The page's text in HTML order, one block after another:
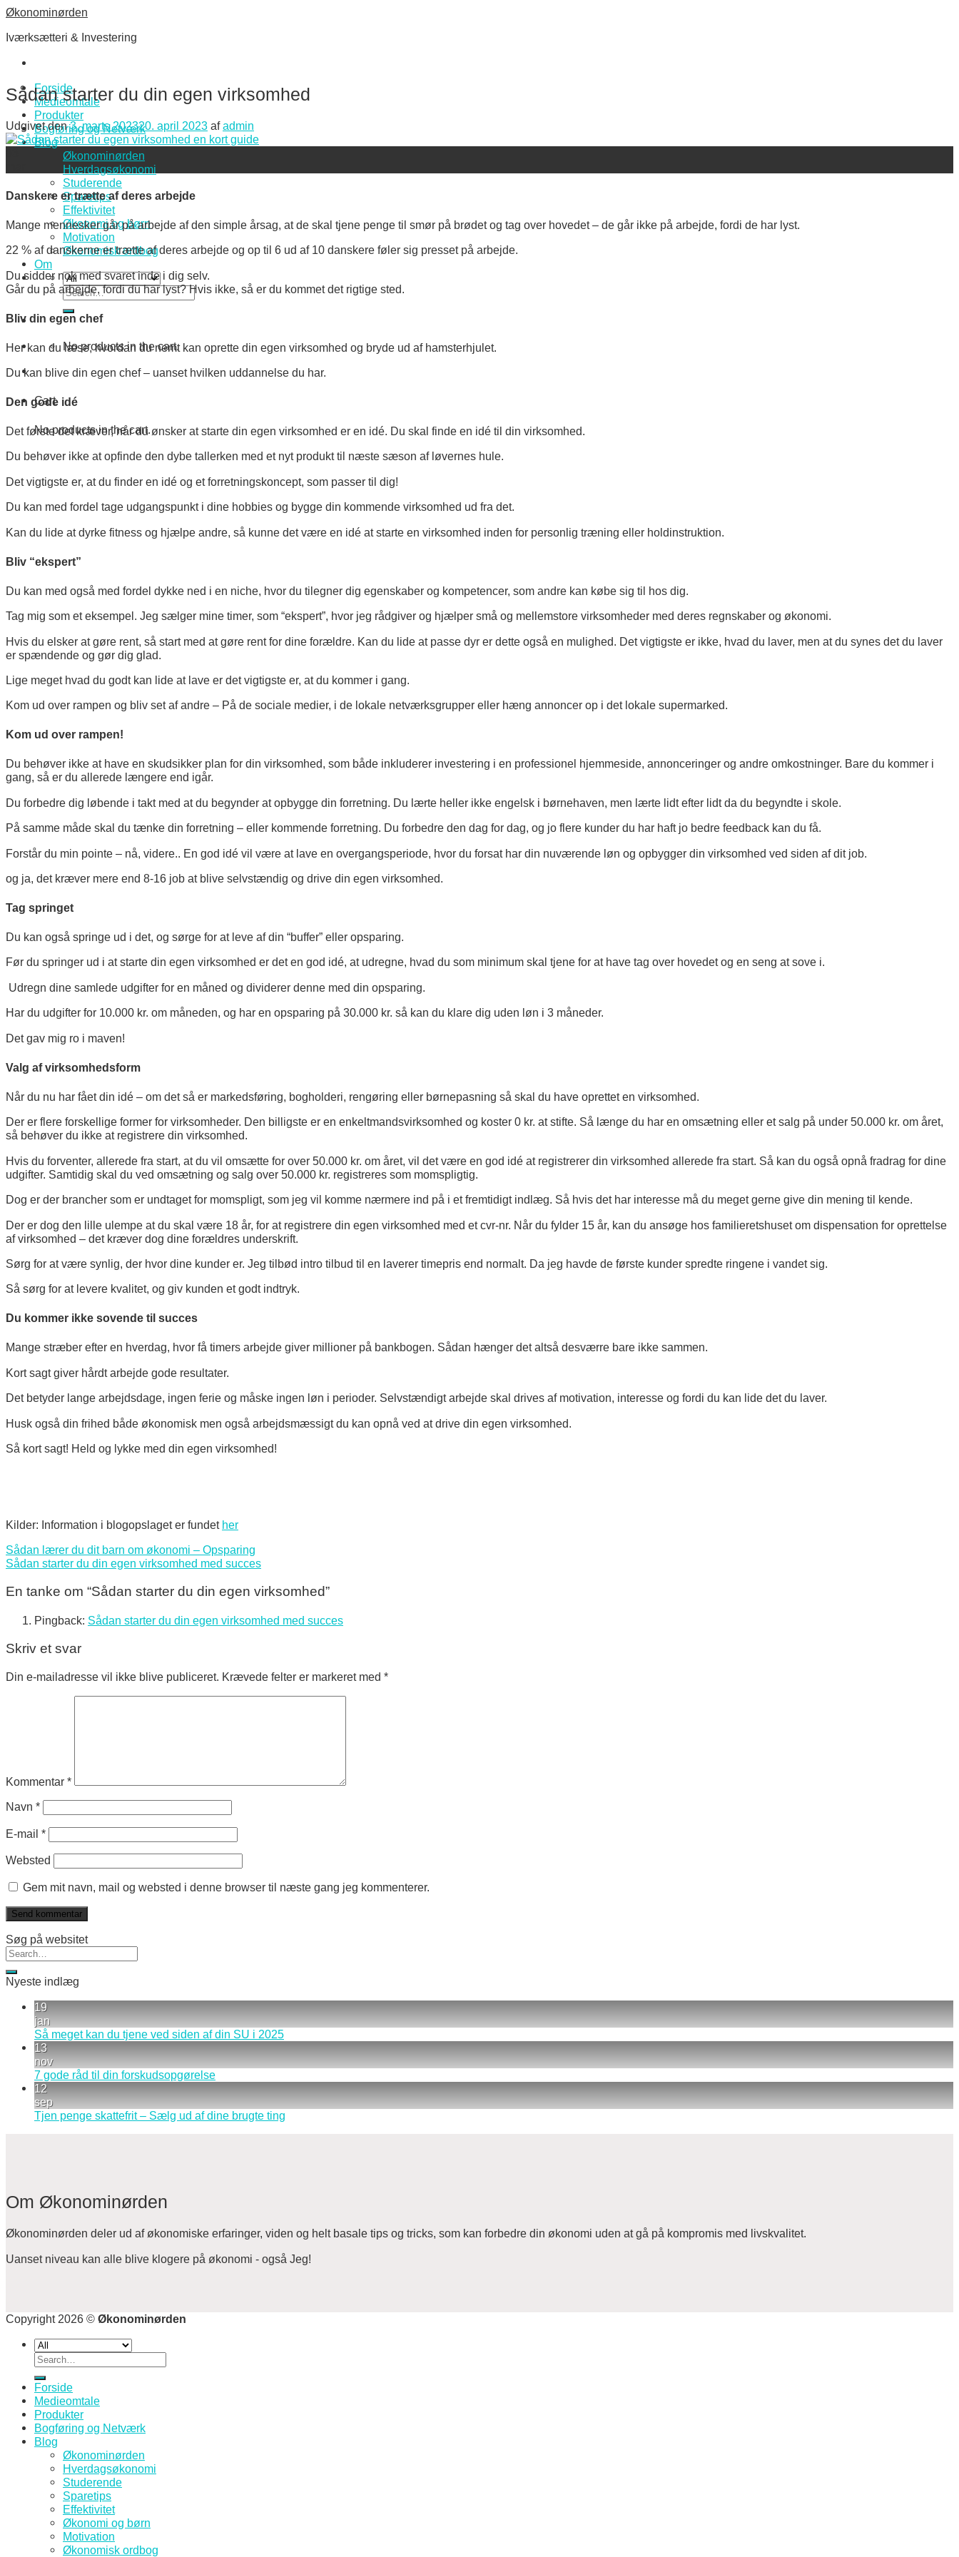
Skip
content
Økonominørden
Iværksætteri & Investering
Forside
Medieomtale
Produkter
Bogføring og Netværk
Blog
Økonominørden
Hverdagsøkonomi
Studerende
Sparetips
Effektivitet
Økonomi og børn
Motivation
Økonomisk ordbog
Om
Search
No products in the cart.
Cart
No products in the cart.
Sådan starter du din egen virksomhed
Udgivet den3. marts 202320. april 2023 afadmin
Danskere er trætte af deres arbejde
Mange mennesker går på arbejde af den simple årsag, at de skal tjene penge til smør på brødet og tag over hovedet – de går ikke på arbejde, fordi de har lyst.
22 % af danskerne er trætte af deres arbejde og op til 6 ud af 10 danskere føler sig presset på arbejde.
Du sidder nok med svaret inde i dig selv.
Går du på arbejde, fordi du har lyst? Hvis ikke, så er du kommet det rigtige sted.
Bliv din egen chef
Her kan du læse, hvordan du nemt kan oprette din egen virksomhed og bryde ud af hamsterhjulet.
Du kan blive din egen chef – uanset hvilken uddannelse du har.
Den gode idé
Det første det kræver, når du ønsker at starte din egen virksomhed er en idé. Du skal finde en idé til din virksomhed.
Du behøver ikke at opfinde den dybe tallerken med et nyt produkt til næste sæson af løvernes hule.
Det vigtigste er, at du finder en idé og et forretningskoncept, som passer til dig!
Du kan med fordel tage udgangspunkt i dine hobbies og bygge din kommende virksomhed ud fra det.
Kan du lide at dyrke fitness og hjælpe andre, så kunne det være en idé at starte en virksomhed inden for personlig træning eller holdinstruktion.
Bliv “ekspert”
Du kan med også med fordel dykke ned i en niche, hvor du tilegner dig egenskaber og kompetencer, som andre kan købe sig til hos dig.
Tag mig som et eksempel. Jeg sælger mine timer, som “ekspert”, hvor jeg rådgiver og hjælper små og mellemstore virksomheder med deres regnskaber og økonomi.
Hvis du elsker at gøre rent, så start med at gøre rent for dine forældre. Kan du lide at passe dyr er dette også en mulighed. Det vigtigste er ikke, hvad du laver, men at du synes det du laver
er spændende og gør dig glad.
Lige meget hvad du godt kan lide at lave er det vigtigste er, at du kommer i gang.
Kom ud over rampen og bliv set af andre – På de sociale medier, i de lokale netværksgrupper eller hæng annoncer op i det lokale supermarked.
Kom ud over rampen!
Du behøver ikke at have en skudsikker plan for din virksomhed, som både inkluderer investering i en professionel hjemmeside, annonceringer og andre omkostninger. Bare du kommer i
gang, så er du allerede længere end igår.
Du forbedre dig løbende i takt med at du begynder at opbygge din forretning. Du lærte heller ikke engelsk i børnehaven, men lærte lidt efter lidt da du begyndte i skole.
På samme måde skal du tænke din forretning – eller kommende forretning. Du forbedre den dag for dag, og jo flere kunder du har haft jo bedre feedback kan du få.
Forstår du min pointe – nå, videre.. En god idé vil være at lave en overgangsperiode, hvor du forsat har din nuværende løn og opbygger din virksomhed ved siden af dit job.
og ja, det kræver mere end 8-16 job at blive selvstændig og drive din egen virksomhed.
Tag springet
Du kan også springe ud i det, og sørge for at leve af din “buffer” eller opsparing.
Før du springer ud i at starte din egen virksomhed er det en god idé, at udregne, hvad du som minimum skal tjene for at have tag over hovedet og en seng at sove i.
Udregn dine samlede udgifter for en måned og dividerer denne med din opsparing.
Har du udgifter for 10.000 kr. om måneden, og har en opsparing på 30.000 kr. så kan du klare dig uden løn i 3 måneder.
Det gav mig ro i maven!
Valg af virksomhedsform
Når du nu har fået din idé – om det så er markedsføring, bogholderi, rengøring eller børnepasning så skal du have oprettet en virksomhed.
Der er flere forskellige former for virksomheder. Den billigste er en enkeltmandsvirksomhed og koster 0 kr. at stifte. Så længe du har en omsætning eller et salg på under 50.000 kr. om året,
så behøver du ikke at registrere din virksomhed.
Hvis du forventer, allerede fra start, at du vil omsætte for over 50.000 kr. om året, vil det være en god idé at registrerer din virksomhed allerede fra start. Så kan du også opnå fradrag for dine
udgifter. Samtidig skal du ved omsætning og salg over 50.000 kr. registreres som momspligtig.
Dog er der brancher som er undtaget for momspligt, som jeg vil komme nærmere ind på i et fremtidigt indlæg. Så hvis det har interesse må du meget gerne give din mening til kende.
Der er dog den lille ulempe at du skal være 18 år, for at registrere din egen virksomhed med et cvr-nr. Når du fylder 15 år, kan du ansøge hos familieretshuset om dispensation for oprettelse
af virksomhed – det kræver dog dine forældres underskrift.
Sørg for at være synlig, der hvor dine kunder er. Jeg tilbød intro tilbud til en laverer timepris end normalt. Da jeg havde de første kunder spredte ringene i vandet sig.
Så sørg for at levere kvalitet, og giv kunden et godt indtryk.
Du kommer ikke sovende til succes
Mange stræber efter en hverdag, hvor få timers arbejde giver millioner på bankbogen. Sådan hænger det altså desværre bare ikke sammen.
Kort sagt giver hårdt arbejde gode resultater.
Det betyder lange arbejdsdage, ingen ferie og måske ingen løn i perioder. Selvstændigt arbejde skal drives af motivation, interesse og fordi du kan lide det du laver.
Husk også din frihed både økonomisk men også arbejdsmæssigt du kan opnå ved at drive din egen virksomhed.
Så kort sagt! Held og lykke med din egen virksomhed!
Kilder: Information i blogopslaget er fundet her
Sådan lærer du dit barn om økonomi – Opsparing
Sådan starter du din egen virksomhed med succes
En tanke om “Sådan starter du din egen virksomhed”
Pingback: Sådan starter du din egen virksomhed med succes
Skriv et svar
Din e-mailadresse vil ikke blive publiceret. Krævede felter er markeret med *
Kommentar *
Navn *
E-mail *
Websted
Gem mit navn, mail og websted i denne browser til næste gang jeg kommenterer.
Søg på websitet
Nyeste indlæg
19
jan
Så meget kan du tjene ved siden af din SU i 2025
13
nov
7 gode råd til din forskudsopgørelse
12
sep
Tjen penge skattefrit – Sælg ud af dine brugte ting
Om Økonominørden
Økonominørden deler ud af økonomiske erfaringer, viden og helt basale tips og tricks, som kan forbedre din økonomi uden at gå på kompromis med livskvalitet.
Uanset niveau kan alle blive klogere på økonomi - også Jeg!
Copyright 2026 © Økonominørden
Search
for:
Forside
Medieomtale
Produkter
Bogføring og Netværk
Blog
Økonominørden
Hverdagsøkonomi
Studerende
Sparetips
Effektivitet
Økonomi og børn
Motivation
Økonomisk ordbog